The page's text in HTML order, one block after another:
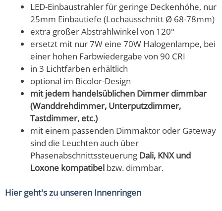
LED-Einbaustrahler für geringe Deckenhöhe, nur
25mm Einbautiefe (Lochausschnitt Ø 68-78mm)
extra großer Abstrahlwinkel von 120°
ersetzt mit nur 7W eine 70W Halogenlampe, bei
einer hohen Farbwiedergabe von 90 CRI
in 3 Lichtfarben erhältlich
optional im Bicolor-Design
mit jedem handelsüblichen Dimmer dimmbar
(Wanddrehdimmer, Unterputzdimmer,
Tastdimmer, etc.)
mit einem passenden Dimmaktor oder Gateway
sind die Leuchten auch über
Phasenabschnittssteuerung Dali, KNX und
Loxone kompatibel bzw. dimmbar.
Hier geht's zu unseren Innenringen